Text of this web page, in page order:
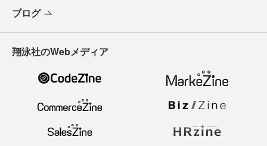
ブログ
翔泳社のWebメディア